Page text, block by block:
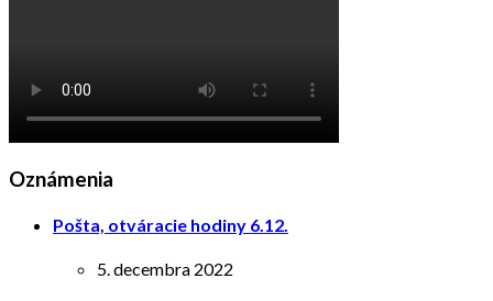
Oznámenia
Pošta, otváracie hodiny 6.12.
5. decembra 2022